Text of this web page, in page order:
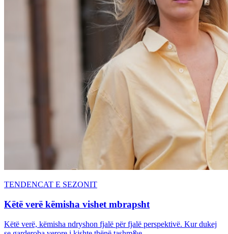
TENDENCAT E SEZONIT
Këtë verë këmisha vishet mbrapsht
Këtë verë, këmisha ndryshon fjalë për fjalë perspektivë. Kur dukej